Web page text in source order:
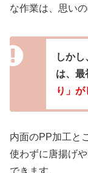
な作業は、思い
しか
は、最
り」が
内面のPP加工と
使わずに唐揚げ